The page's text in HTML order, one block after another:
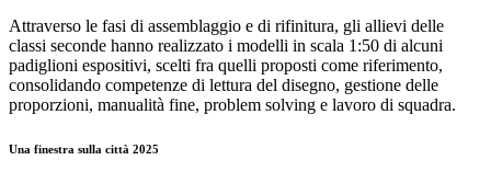
Attraverso le fasi di assemblaggio e di rifinitura, gli allievi delle
classi seconde hanno realizzato i modelli in scala 1:50 di alcuni
padiglioni espositivi, scelti fra quelli proposti come riferimento,
consolidando competenze di lettura del disegno, gestione delle
proporzioni, manualità fine, problem solving e lavoro di squadra.
Una finestra sulla città 2025